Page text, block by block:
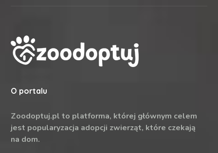
O portalu
Zoodoptuj.pl to platforma, której głównym celem
jest popularyzacja adopcji zwierząt, które czekają
na dom.